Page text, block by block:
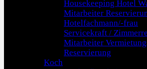
Housekeeping Hotel
Mitarbeiter
Hotelfachmann/-frau
Servicekraft /
Mitarbeiter
Reservierung
Koch